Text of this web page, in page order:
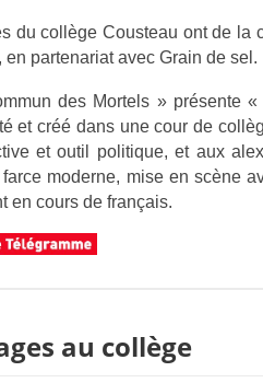
du collège Cousteau ont de la
partenariat avec Grain de sel.
des Mortels » présente
et créé dans une cour de
et outil politique, et aux
moderne, mise en scène
en cours de français.
au collège